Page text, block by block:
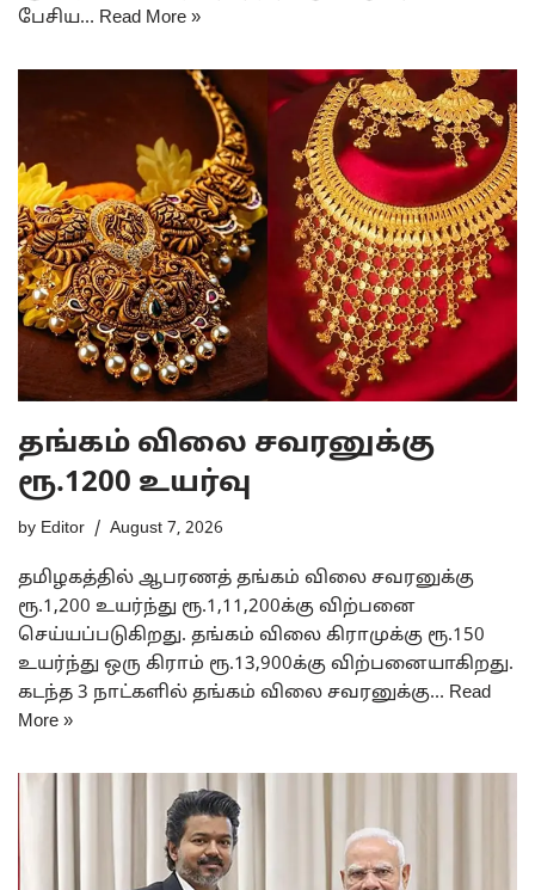
பேசிய… Read More »
தங்கம் விலை சவரனுக்கு
ரூ.1200 உயர்வு
by Editor August 7, 2026
தமிழகத்தில் ஆபரணத் தங்கம் விலை சவரனுக்கு
ரூ.1,200 உயர்ந்து ரூ.1,11,200க்கு விற்பனை
செய்யப்படுகிறது. தங்கம் விலை கிராமுக்கு ரூ.150
உயர்ந்து ஒரு கிராம் ரூ.13,900க்கு விற்பனையாகிறது.
கடந்த 3 நாட்களில் தங்கம் விலை சவரனுக்கு… Read
More »